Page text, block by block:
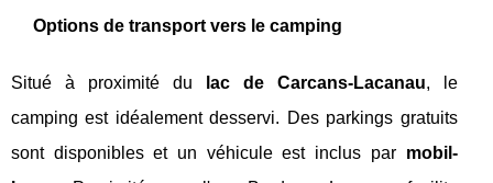
Options de transport vers le camping
Situé à proximité du lac de Carcans-Lacanau, le
camping est idéalement desservi. Des parkings gratuits
sont disponibles et un véhicule est inclus par mobil-